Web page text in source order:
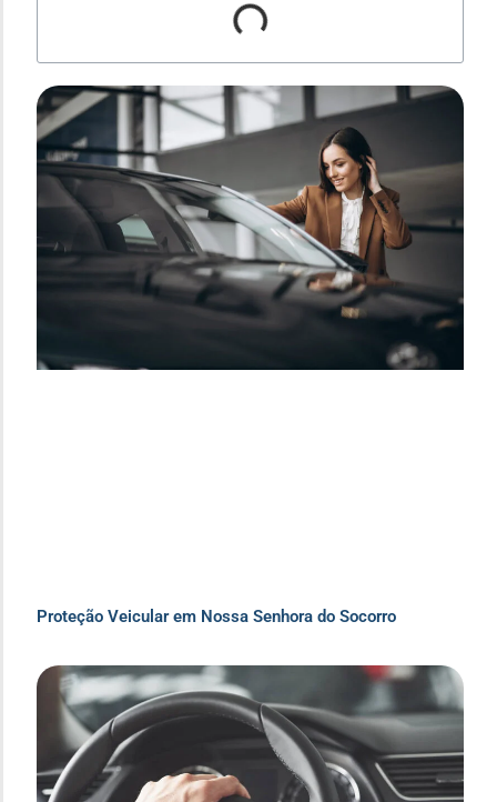
Proteção Veicular em Nossa Senhora do Socorro